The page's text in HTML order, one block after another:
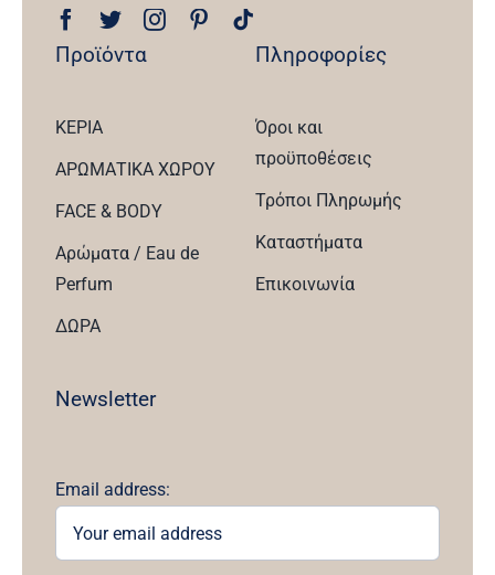
Προϊόντα
ΚΕΡΙΑ
ΑΡΩΜΑΤΙΚΑ ΧΩΡΟΥ
FACE & BODY
Αρώματα / Eau de
Perfum
ΔΩΡΑ
Πληροφορίες
Όροι και
προϋποθέσεις
Τρόποι Πληρωμής
Καταστήματα
Επικοινωνία
Newsletter
Email address: